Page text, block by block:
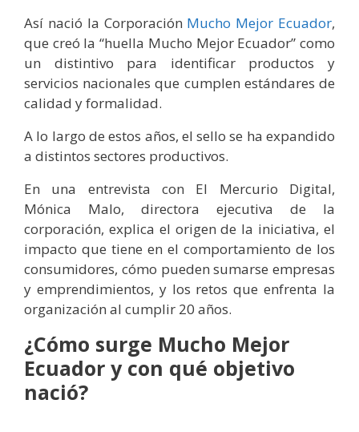
Así nació la Corporación Mucho Mejor Ecuador,
que creó la “huella Mucho Mejor Ecuador” como
un distintivo para identificar productos y
servicios nacionales que cumplen estándares de
calidad y formalidad.
A lo largo de estos años, el sello se ha expandido
a distintos sectores productivos.
En una entrevista con El Mercurio Digital,
Mónica Malo, directora ejecutiva de la
corporación, explica el origen de la iniciativa, el
impacto que tiene en el comportamiento de los
consumidores, cómo pueden sumarse empresas
y emprendimientos, y los retos que enfrenta la
organización al cumplir 20 años.
¿Cómo surge Mucho Mejor
Ecuador y con qué objetivo
nació?